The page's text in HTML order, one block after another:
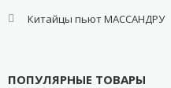
Китайцы пьют МАССАНДРУ
ПОПУЛЯРНЫЕ ТОВАРЫ